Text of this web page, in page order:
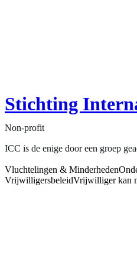
Stichting
Non-profit
ICC is de enige door een groep
Vluchtelingen & Minderheden
VrijwilligersbeleidVrijwilliger kan